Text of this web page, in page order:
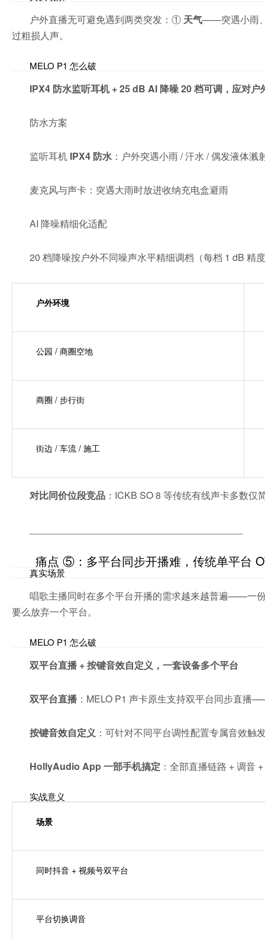
户外直播无可避免遇到两类突发：① 天气——突遇小雨
过粗损人声。
MELO P1 怎么破
IPX4 防水监听耳机 + 25 dB AI 降噪 20 档可调，应对户
防水方案
监听耳机 IPX4 防水 ：户外突遇小雨 / 汗水 / 偶发液体溅
麦克风与声卡：突遇大雨时放进收纳充电盒避雨
AI 降噪精细化适配
20 档降噪按户外不同噪声水平精细调档（每档 1 dB 精
户外环境
公园 / 商圈空地
商圈 / 步行街
街边 / 车流 / 施工
对比同价位段竞品 ：ICKB SO 8 等传统有线声卡多数
痛点 ⑤：多平台同步开播难，传统单平台
真实场景
唱歌主播同时在多个平台开播的需求越来越普遍——一
要么放弃一个平台。
MELO P1 怎么破
双平台直播 + 按键音效自定义，一套设备多个平台
双平台直播 ：MELO P1 声卡原生支持双平台同步直播
按键音效自定义 ：可针对不同平台调性配置专属音效
HollyAudio App 一部手机搞定 ：全部直播链路 + 调音
实战意义
场景
同时抖音 + 视频号双平台
平台切换调音